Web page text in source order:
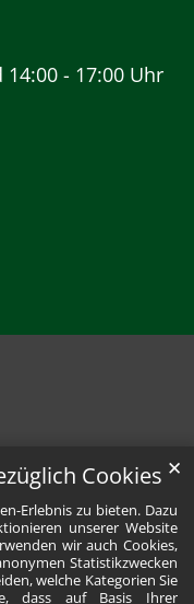
Cookies
Erlebnis zu bieten. Dazu
unserer Website
wir auch Cookies,
Statistikzwecken
welche Kategorien Sie
dass auf Basis Ihrer
✕
- 17:00 Uhr